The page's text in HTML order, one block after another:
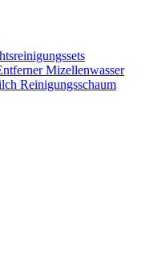
Mizellenwasser
Reinigungsschaum